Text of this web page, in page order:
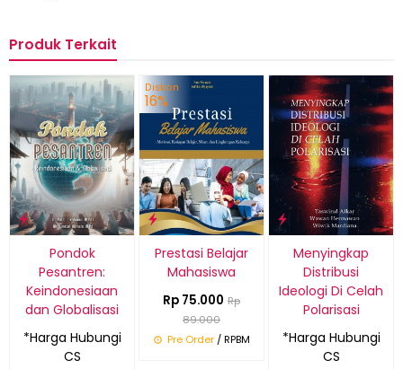
Produk Terkait
Pondok
Pesantren:
Keindonesiaan
dan Globalisasi
*Harga Hubungi
CS
Diskon
16%
Prestasi Belajar
Mahasiswa
Rp 75.000 Rp
89.000
Pre Order/ RPBM
Menyingkap
Distribusi
Ideologi Di Celah
Polarisasi
*Harga Hubungi
CS